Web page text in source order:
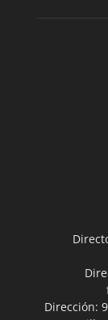
Dirección: